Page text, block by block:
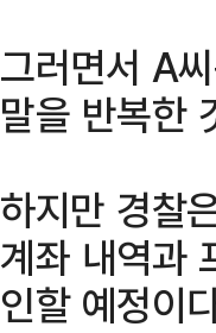
그러면서 A
말을 반복한
하지만 경찰
계좌 내역과
인할 예정이